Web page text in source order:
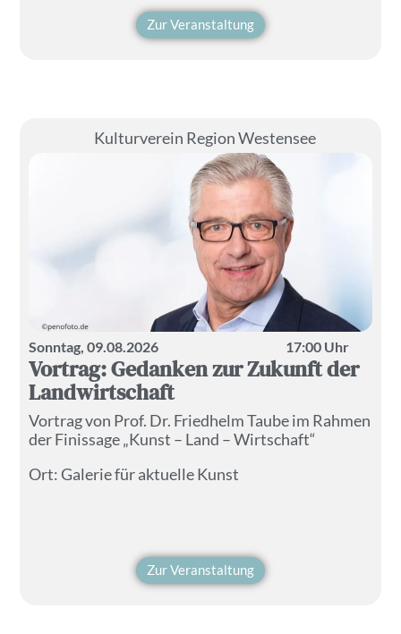
Zur Veranstaltung
Kulturverein Region Westensee
Sonntag, 09.08.2026 17:00 Uhr
Vortrag: Gedanken zur Zukunft der
Landwirtschaft
Vortrag von Prof. Dr. Friedhelm Taube im Rahmen
der Finissage „Kunst – Land – Wirtschaft“
Ort:Galerie für aktuelle Kunst
Zur Veranstaltung